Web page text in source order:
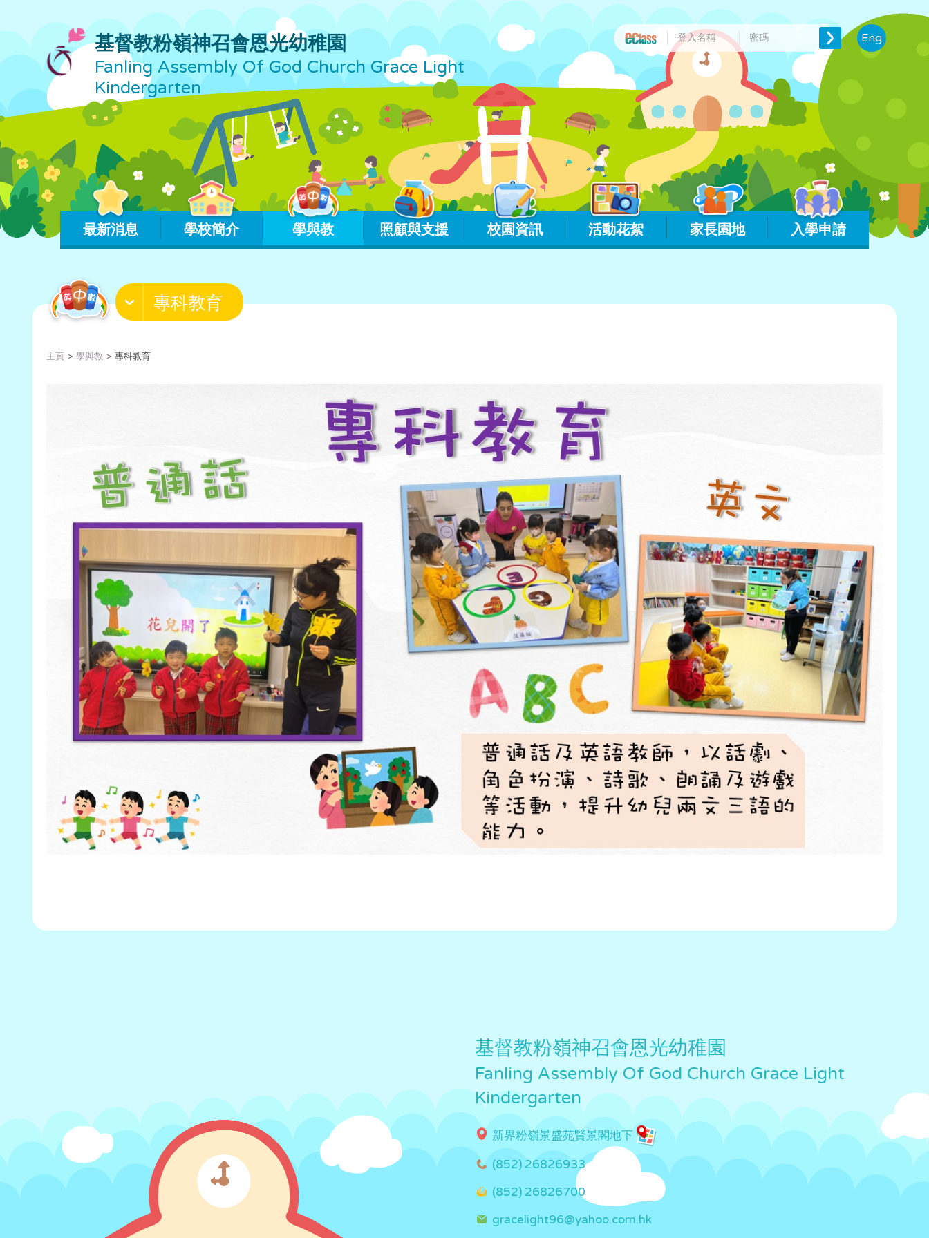
基督教粉嶺神召會恩光幼稚園
Fanling Assembly Of God Church Grace Light
Kindergarten
Eng
最新消息 學校簡介 學與教 照顧與支援 校園資訊 活動花絮 家長園地 入學申請
專科教育
主頁 學與教 專科教育
基督教粉嶺神召會恩光幼稚園
Fanling Assembly Of God Church Grace Light
Kindergarten
新界粉嶺景盛苑賢景閣地下
(852) 26826933
(852) 26826700
gracelight96@yahoo.com.hk